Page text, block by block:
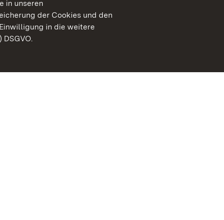
in unseren
der Cookies und den
in die weitere